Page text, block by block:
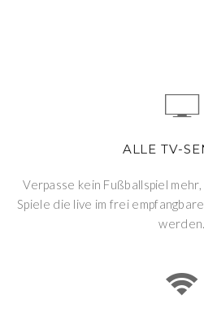
ALLE TV-
Verpasse kein Fußballspiel
Spiele die live im frei
werden.